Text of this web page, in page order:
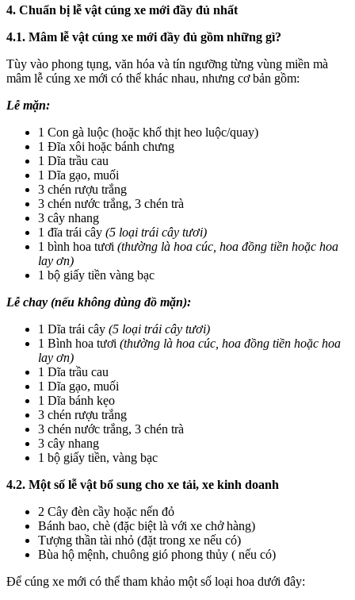
4. Chuẩn bị lễ vật cúng xe mới đầy đủ nhất
4.1. Mâm lễ vật cúng xe mới đầy đủ gồm những gì?
Tùy vào phong tụng, văn hóa và tín ngưỡng từng vùng miền mà
mâm lễ cúng xe mới có thể khác nhau, nhưng cơ bản gồm:
Lễ mặn:
1 Con gà luộc (hoặc khổ thịt heo luộc/quay)
1 Đĩa xôi hoặc bánh chưng
1 Dĩa trầu cau
1 Dĩa gạo, muối
3 chén rượu trắng
3 chén nước trắng, 3 chén trà
3 cây nhang
1 đĩa trái cây (5 loại trái cây tươi)
1 bình hoa tươi (thường là hoa cúc, hoa đồng tiền hoặc hoa
lay ơn)
1 bộ giấy tiền vàng bạc
Lễ chay (nếu không dùng đồ mặn):
1 Dĩa trái cây (5 loại trái cây tươi)
1 Bình hoa tươi (thường là hoa cúc, hoa đồng tiền hoặc hoa
lay ơn)
1 Dĩa trầu cau
1 Dĩa gạo, muối
1 Dĩa bánh kẹo
3 chén rượu trắng
3 chén nước trắng, 3 chén trà
3 cây nhang
1 bộ giấy tiền, vàng bạc
4.2. Một số lễ vật bổ sung cho xe tải, xe kinh doanh
2 Cây đèn cầy hoặc nến đỏ
Bánh bao, chè (đặc biệt là với xe chở hàng)
Tượng thần tài nhỏ (đặt trong xe nếu có)
Bùa hộ mệnh, chuông gió phong thủy ( nếu có)
Để cúng xe mới có thể tham khảo một số loại hoa dưới đây: